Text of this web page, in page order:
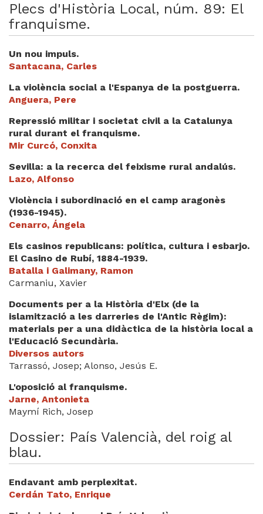
Plecs d'Història Local, núm. 89: El
franquisme.
Un nou impuls.
Santacana, Carles
La violència social a l'Espanya de la postguerra.
Anguera, Pere
Repressió militar i societat civil a la Catalunya
rural durant el franquisme.
Mir Curcó, Conxita
Sevilla: a la recerca del feixisme rural andalús.
Lazo, Alfonso
Violència i subordinació en el camp aragonès
(1936-1945).
Cenarro, Ángela
Els casinos republicans: política, cultura i esbarjo.
El Casino de Rubí, 1884-1939.
Batalla i Galimany, Ramon
Carmaniu, Xavier
Documents per a la Història d'Elx (de la
islamització a les darreries de l'Antic Règim):
materials per a una didàctica de la història local a
l'Educació Secundària.
Diversos autors
Tarrassó, Josep; Alonso, Jesús E.
L'oposició al franquisme.
Jarne, Antonieta
Maymí Rich, Josep
Dossier: País Valencià, del roig al
blau.
Endavant amb perplexitat.
Cerdán Tato, Enrique